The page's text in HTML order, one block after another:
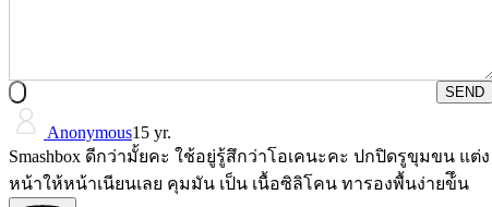
SEND
Anonymous15 yr.
Smashbox ดีกว่ามั้ยคะ ใช้อยู่รู้สึกว่าโอเคนะคะ ปกปิดรูขุมขน แต่ง
หน้าให้หน้าเนียนเลย คุมมัน เป็น เนื้อซิลิโคน ทารองพื้นง่ายข้ึน